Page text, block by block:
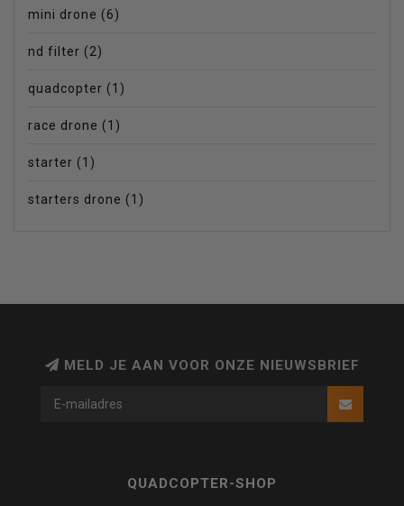
mini drone (6)
nd filter (2)
quadcopter (1)
race drone (1)
starter (1)
starters drone (1)
MELD JE AAN VOOR ONZE NIEUWSBRIEF
QUADCOPTER-SHOP